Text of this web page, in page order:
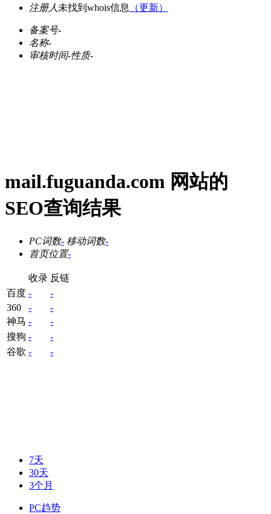
注册人 未找到whois信息 （更新）
备案号-
名称-
审核时间-性质-
mail.fuguanda.com 网站的
SEO查询结果
PC词数- 移动词数-
首页位置-
收录 反链
百度 -
-
360
-
-
神马 -
-
搜狗 -
-
谷歌 - -
7天
30天
3个月
PC趋势